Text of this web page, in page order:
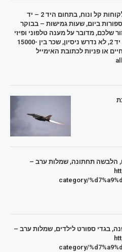
דרושים דרושות לעבודה בשירות לקוחות קל ונוח, בתחום היד 2 – יד
ביום, שעות גמישות – בבוקר
שלכם, מדובר על מענה טלפוני ופיזי
ללקוחות המעוניינים לקחת מוצרי יד 2, לא נדרש ניסיון, שכר בין 15000-
חיים או פניות לכתובת האימייל
הלבשה תחתונה, שמלות ערב –
category/
בגדי ספורט לילדים, שמלות ערב –
category/